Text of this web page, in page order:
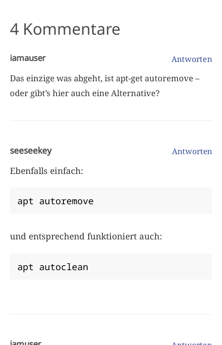
4 Kommentare
iamauser Antworten
Das einzige was abgeht, ist apt-get autoremove –
oder gibt’s hier auch eine Alternative?
seeseekey Antworten
Ebenfalls einfach:
apt autoremove
und entsprechend funktioniert auch:
apt autoclean